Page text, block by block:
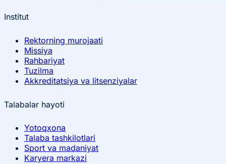
Institut
Rektorning murojaati
Missiya
Rahbariyat
Tuzilma
Akkreditatsiya va litsenziyalar
Talabalar hayoti
Yotoqxona
Talaba tashkilotlari
Sport va madaniyat
Karyera markazi